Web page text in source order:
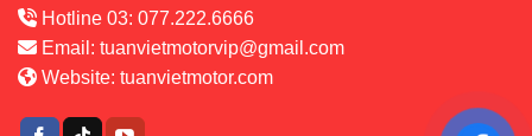
Hotline 03: 077.222.6666
Email: tuanvietmotorvip@gmail.com
Website: tuanvietmotor.com